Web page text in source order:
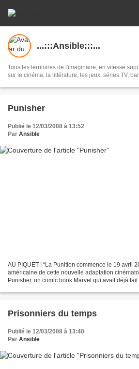
...:::Ansible:::...
Tous les territoires de l'imaginaire, en vitesse
sur le cinéma, la littérature, les jeux, séries TV,
Punisher
Publié le 12/03/2008 à 13:52
Par Ansible
AU PIQUET ! “La Punition commence le 19 avril
américaine de cette nouvelle adaptation
Punisher, un comic book Marvel qui avait déjà fait
Prisonniers du temps
Publié le 12/03/2008 à 13:40
Par Ansible